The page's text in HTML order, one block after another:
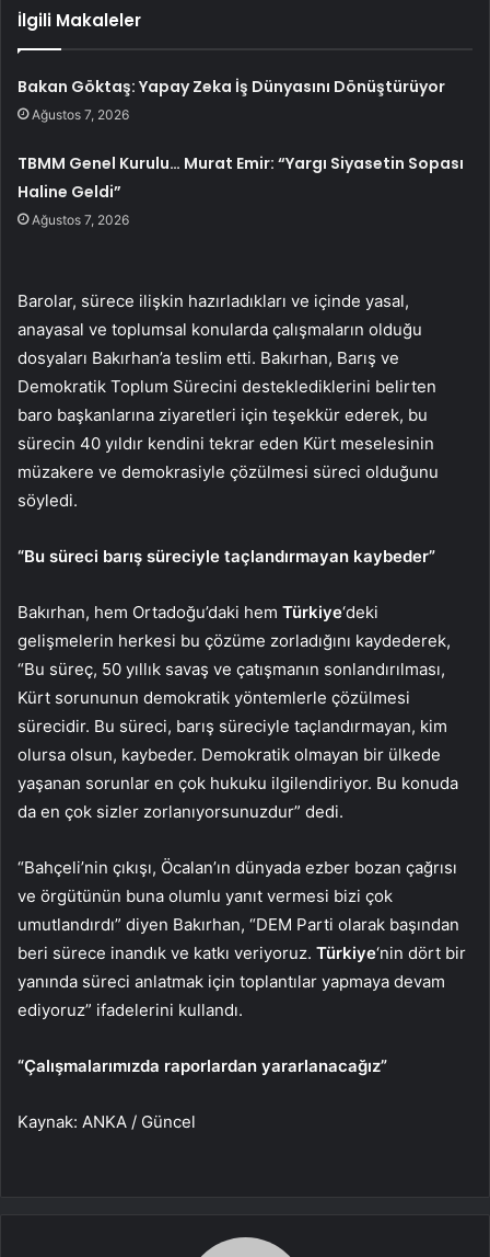
İlgili Makaleler
Bakan Göktaş: Yapay Zeka İş Dünyasını Dönüştürüyor
Ağustos 7, 2026
TBMM Genel Kurulu… Murat Emir: “Yargı Siyasetin Sopası
Haline Geldi”
Ağustos 7, 2026
Barolar, sürece ilişkin hazırladıkları ve içinde yasal,
anayasal ve toplumsal konularda çalışmaların olduğu
dosyaları Bakırhan’a teslim etti. Bakırhan, Barış ve
Demokratik Toplum Sürecini desteklediklerini belirten
baro başkanlarına ziyaretleri için teşekkür ederek, bu
sürecin 40 yıldır kendini tekrar eden Kürt meselesinin
müzakere ve demokrasiyle çözülmesi süreci olduğunu
söyledi.
“Bu süreci barış süreciyle taçlandırmayan kaybeder”
Bakırhan, hem Ortadoğu’daki hem Türkiye‘deki
gelişmelerin herkesi bu çözüme zorladığını kaydederek,
“Bu süreç, 50 yıllık savaş ve çatışmanın sonlandırılması,
Kürt sorununun demokratik yöntemlerle çözülmesi
sürecidir. Bu süreci, barış süreciyle taçlandırmayan, kim
olursa olsun, kaybeder. Demokratik olmayan bir ülkede
yaşanan sorunlar en çok hukuku ilgilendiriyor. Bu konuda
da en çok sizler zorlanıyorsunuzdur” dedi.
“Bahçeli’nin çıkışı, Öcalan’ın dünyada ezber bozan çağrısı
ve örgütünün buna olumlu yanıt vermesi bizi çok
umutlandırdı” diyen Bakırhan, “DEM Parti olarak başından
beri sürece inandık ve katkı veriyoruz. Türkiye‘nin dört bir
yanında süreci anlatmak için toplantılar yapmaya devam
ediyoruz” ifadelerini kullandı.
“Çalışmalarımızda raporlardan yararlanacağız”
Kaynak: ANKA / Güncel